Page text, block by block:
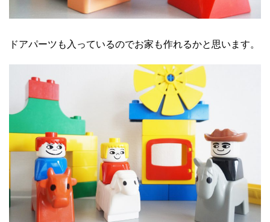
ドアパーツも入っているのでお家も作れるかと思います。